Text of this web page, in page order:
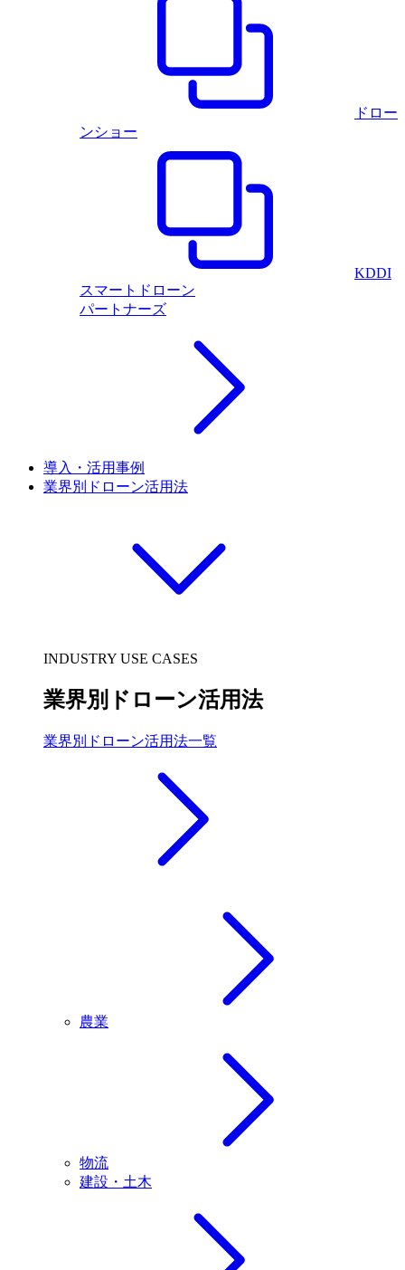
ドロー
ンショー
KDDI
スマートドローン
パートナーズ
導入・活用事例
業界別ドローン活用法
INDUSTRY USE CASES
業界別ドローン活用法
業界別ドローン活用法一覧
農業
物流
建設・土木